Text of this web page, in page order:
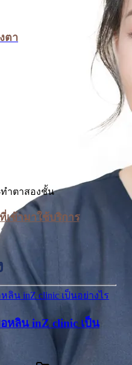
ตา
เข้ามาใช้บริการ
หลิน inZ clinic เป็น